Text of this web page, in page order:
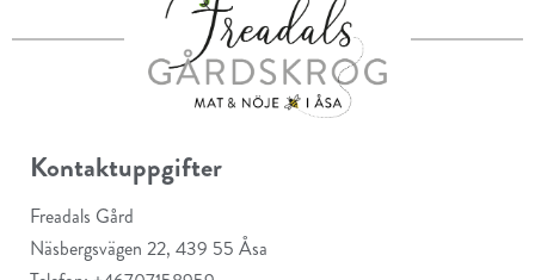
Kontaktuppgifter
Freadals Gård
Näsbergsvägen 22, 439 55 Åsa